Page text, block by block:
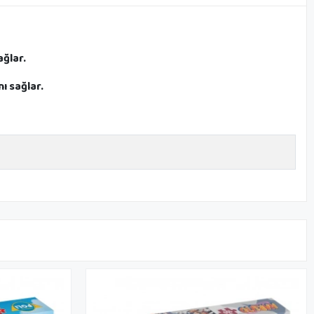
sağlar.